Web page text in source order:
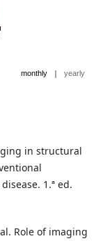
monthly | yearly
in structural
1.ª ed.
Role of imaging